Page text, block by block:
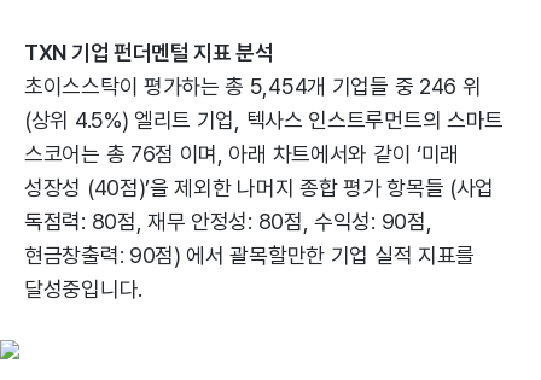
TXN 기업 펀더멘털 지표 분석
초이스스탁이 평가하는 총 5,454개 기업들 중 246 위
(상위 4.5%) 엘리트 기업, 텍사스 인스트루먼트의 스마트
스코어는 총 76점 이며, 아래 차트에서와 같이 ‘미래
성장성 (40점)’을 제외한 나머지 종합 평가 항목들 (사업
독점력: 80점, 재무 안정성: 80점, 수익성: 90점,
현금창출력: 90점) 에서 괄목할만한 기업 실적 지표를
달성중입니다.